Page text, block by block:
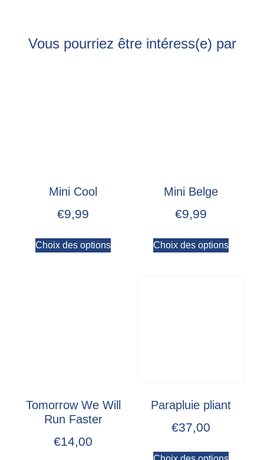
Vous pourriez être intéress(e) par
Mini Cool
€9,99
Choix des options
Mini Belge
€9,99
Choix des options
Tomorrow We Will
Run Faster
€14,00
Parapluie pliant
€37,00